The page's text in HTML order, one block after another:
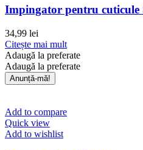
Impingator pentru cuticule
34,99 lei
Citește mai mult
Adaugă la preferate
Adaugă la preferate
Add to compare
Quick view
Add to wishlist